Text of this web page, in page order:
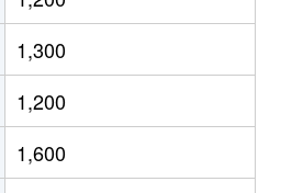
1,300
1,200
1,600